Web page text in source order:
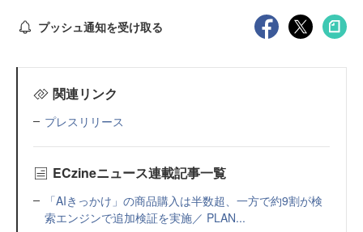
プッシュ通知を受け取る
関連リンク
プレスリリース
ECzineニュース連載記事一覧
「AIきっかけ」の商品購入は半数超、一方で約9割が検
索エンジンで追加検証を実施／ PLAN...